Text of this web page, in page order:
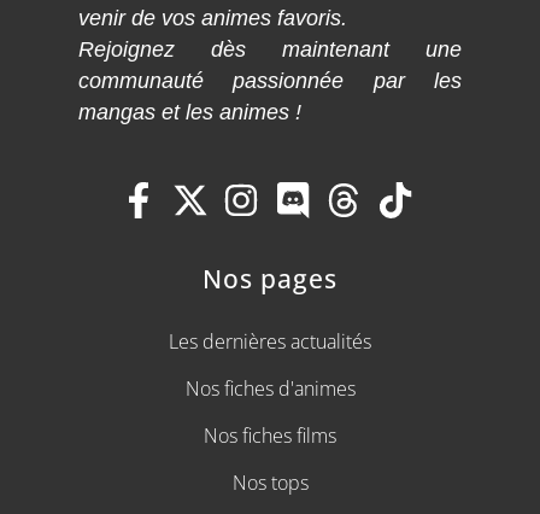
venir de vos animes favoris.
Rejoignez dès maintenant une
communauté passionnée par les
mangas et les animes !
Nos pages
Les dernières actualités
Nos fiches d'animes
Nos fiches films
Nos tops